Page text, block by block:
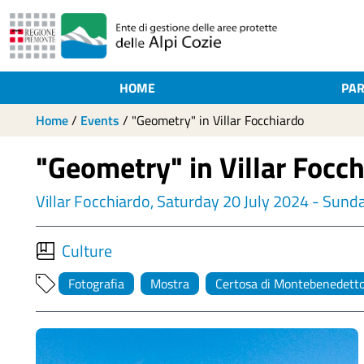
HOME
Home/ Events / "Geometry" in Villar Focchiardo
"Geometry" in Villar
Villar Focchiardo, Saturday 20 July 2024 -
Culture
Fotografia Mostra Certosa di